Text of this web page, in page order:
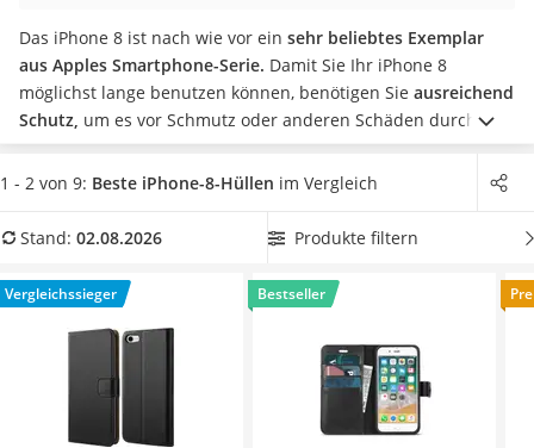
Powerstation mit Solarpanel
Gaming-PC
Soundbar
17-Zoll-Laptop
Satellitenschüssel
Gaming-Headset
Tablets unter 200 Euro
Lichtwecker
Acer Aspire
Das iPhone 8 ist nach wie vor ein sehr beliebtes Exemplar
aus Apples Smartphone-Serie. Damit Sie Ihr iPhone 8
möglichst lange benutzen können, benötigen Sie ausreichend
Schutz, um es vor Schmutz oder anderen Schäden durch
beispielsweise Stürze zu beschützen. Doch Achtung! Auch die
besten iPhone-Hüllen sind nicht wasserdicht, weswegen Sie
wasserdichte Hülle zu verlassen.
Stellen Sie die
Sie jetzt Ihre ideale iPhone-Hülle. Auf diese Weise ersparen
Sie sich teure Reparaturen. Überzeugt hat uns hier im August
2026 besonders das Modell
Hoomil iPhone Hülle*
1 - 2 von 9: Beste iPhone-8-Hüllen im Vergleich
Stand: 02.08.2026 Produkte filtern
Vergleichssieger Bestseller